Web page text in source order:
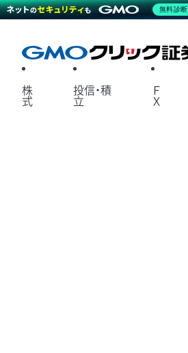
株
式
投信・積
立
Ｆ
Ｘ
無料診断